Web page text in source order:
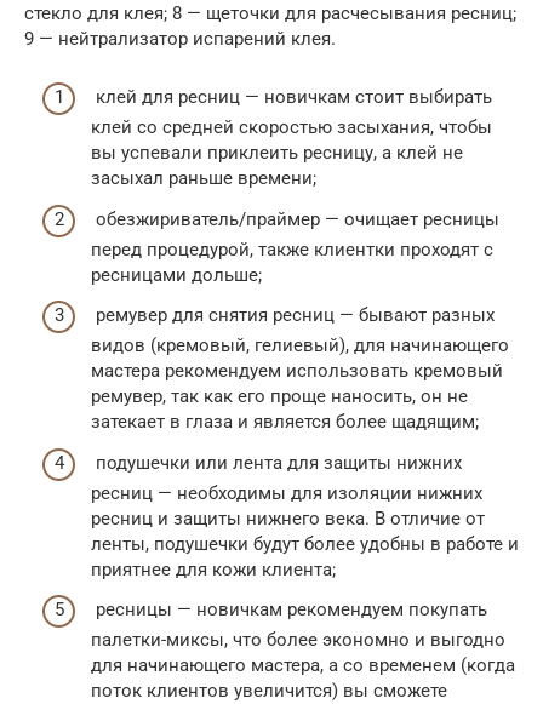
стекло для клея; 8 — щеточки для расчесывания ресниц;
9 — нейтрализатор испарений клея.
клей для ресниц — новичкам стоит выбирать
клей со средней скоростью засыхания, чтобы
вы успевали приклеить ресницу, а клей не
засыхал раньше времени;
обезжириватель/праймер — очищает ресницы
перед процедурой, также клиентки проходят с
ресницами дольше;
ремувер для снятия ресниц — бывают разных
видов (кремовый, гелиевый), для начинающего
мастера рекомендуем использовать кремовый
ремувер, так как его проще наносить, он не
затекает в глаза и является более щадящим;
подушечки или лента для защиты нижних
ресниц — необходимы для изоляции нижних
ресниц и защиты нижнего века. В отличие от
ленты, подушечки будут более удобны в работе и
приятнее для кожи клиента;
ресницы — новичкам рекомендуем покупать
палетки-миксы, что более экономно и выгодно
для начинающего мастера, а со временем (когда
поток клиентов увеличится) вы сможете